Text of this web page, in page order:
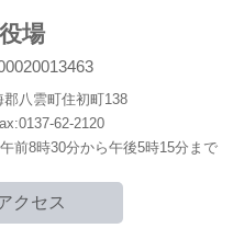
場
八雲町住初町138
62-2120
前8時30分から午後5時15分まで
クセス